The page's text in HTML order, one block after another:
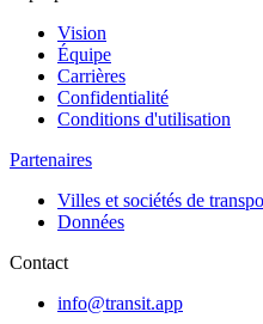
Vision
Équipe
Carrières
Confidentialité
Conditions d'utilisation
Partenaires
Villes et sociétés de
Données
Contact
info@transit.app